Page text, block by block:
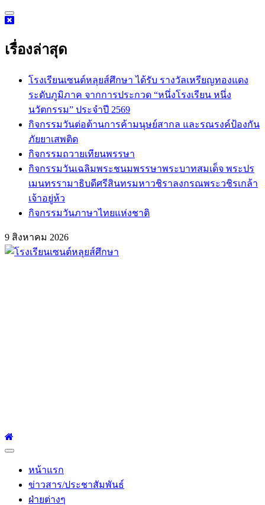
Skip
to
เรื่องล่าสุด
โรงเรียนเซนต์หลุยส์ศึกษา ได้รับ รางวัลเหรียญทองแดง
ระดับภูมิภาค จากการประกวด “หนึ่งโรงเรียน หนึ่ง
นวัตกรรม” ประจำปี 2569
กิจกรรม​วันต่อต้านการค้ามนุษย์สากล และรณรงค์ป้องกัน
ภัยยาเสพติด
กิจกรรมถวายเทียนพรรษา
กิจกรรมวันเฉลิมพระชนมพรรษาพระบาทสมเด็จ พระปร
เมนทรรามาธิบดีศรีสินทรมหาวชิราลงกรณพระวชิรเกล้า
เจ้าอยู่ห้ว
กิจกรรมวันภาษาไทยแห่งชาติ
9 สิงหาคม 2026
Primary
หน้าแรก
ข่าวสาร/ประชาสัมพันธ์
ฝ่ายต่างๆ